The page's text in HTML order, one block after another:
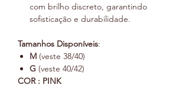
com brilho discreto, garantindo
sofisticação e durabilidade.
Tamanhos Disponíveis:
M (veste 38/40)
G (veste 40/42)
COR : PINK